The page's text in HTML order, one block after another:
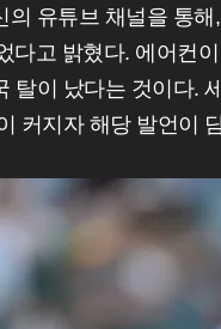
의 유튜브 채널을 통
다고 밝혔다. 에어컨
탈이 났다는 것이다.
커지자 해당 발언이